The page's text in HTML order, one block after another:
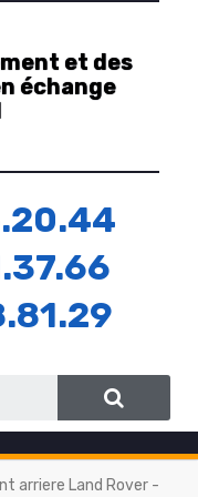
et des
échange
arriere Land Rover -